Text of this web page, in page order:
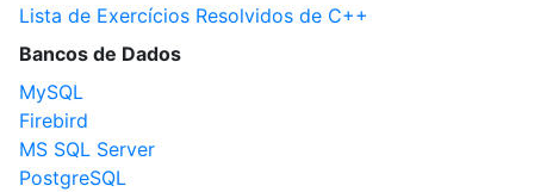
Lista de Exercícios Resolvidos de C++
Bancos de Dados
MySQL
Firebird
MS SQL Server
PostgreSQL